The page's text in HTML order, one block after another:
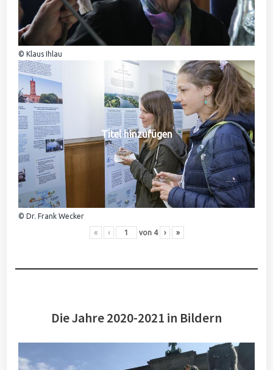
© Klaus Ihlau
Titel hinzufügen
© Dr. Frank Wecker
« ‹ von 4 › »
Die Jahre 2020-2021 in Bildern